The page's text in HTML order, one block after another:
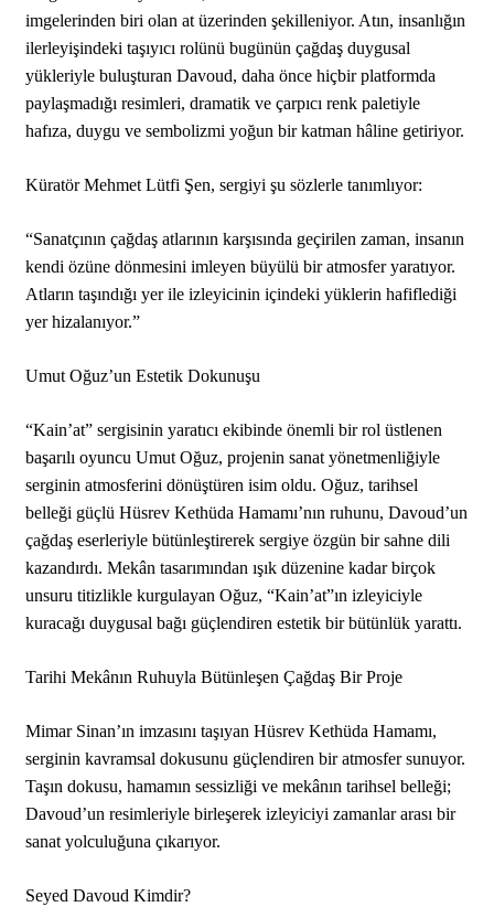
imgelerinden biri olan at üzerinden şekilleniyor. Atın, insanlığın
ilerleyişindeki taşıyıcı rolünü bugünün çağdaş duygusal
yükleriyle buluşturan Davoud, daha önce hiçbir platformda
paylaşmadığı resimleri, dramatik ve çarpıcı renk paletiyle
hafıza, duygu ve sembolizmi yoğun bir katman hâline getiriyor.
Küratör Mehmet Lütfi Şen, sergiyi şu sözlerle tanımlıyor:
“Sanatçının çağdaş atlarının karşısında geçirilen zaman, insanın
kendi özüne dönmesini imleyen büyülü bir atmosfer yaratıyor.
Atların taşındığı yer ile izleyicinin içindeki yüklerin hafiflediği
yer hizalanıyor.”
Umut Oğuz’un Estetik Dokunuşu
“Kain’at” sergisinin yaratıcı ekibinde önemli bir rol üstlenen
başarılı oyuncu Umut Oğuz, projenin sanat yönetmenliğiyle
serginin atmosferini dönüştüren isim oldu. Oğuz, tarihsel
belleği güçlü Hüsrev Kethüda Hamamı’nın ruhunu, Davoud’un
çağdaş eserleriyle bütünleştirerek sergiye özgün bir sahne dili
kazandırdı. Mekân tasarımından ışık düzenine kadar birçok
unsuru titizlikle kurgulayan Oğuz, “Kain’at”ın izleyiciyle
kuracağı duygusal bağı güçlendiren estetik bir bütünlük yarattı.
Tarihi Mekânın Ruhuyla Bütünleşen Çağdaş Bir Proje
Mimar Sinan’ın imzasını taşıyan Hüsrev Kethüda Hamamı,
serginin kavramsal dokusunu güçlendiren bir atmosfer sunuyor.
Taşın dokusu, hamamın sessizliği ve mekânın tarihsel belleği;
Davoud’un resimleriyle birleşerek izleyiciyi zamanlar arası bir
sanat yolculuğuna çıkarıyor.
Seyed Davoud Kimdir?